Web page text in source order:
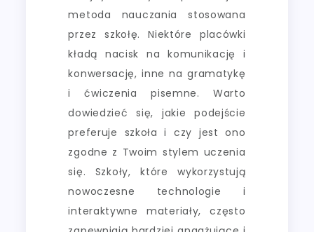
metoda nauczania stosowana
przez szkołę. Niektóre placówki
kładą nacisk na komunikację i
konwersację, inne na gramatykę
i ćwiczenia pisemne. Warto
dowiedzieć się, jakie podejście
preferuje szkoła i czy jest ono
zgodne z Twoim stylem uczenia
się. Szkoły, które wykorzystują
nowoczesne technologie i
interaktywne materiały, często